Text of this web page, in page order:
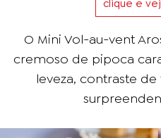
clique e
O Mini Vol-au-vent
cremoso de pipoca
leveza, contraste